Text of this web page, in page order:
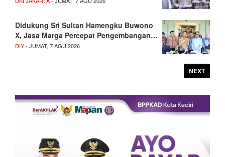
Didukung Sri Sultan Hamengku Buwono
X, Jasa Marga Percepat Pengembangan…
DIY- JUMAT, 7 AGU 2026
NEXT